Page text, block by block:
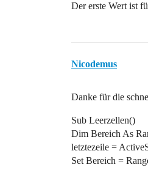
Der erste Wert ist
Nicodemus
Danke für die
Sub Leerzellen()
Dim Bereich As
letztezeile =
Set Bereich =